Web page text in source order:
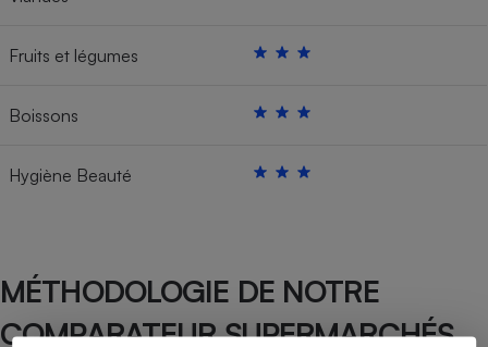
Fruits et légumes
Boissons
Hygiène Beauté
MÉTHODOLOGIE DE NOTRE
COMPARATEUR SUPERMARCHÉS